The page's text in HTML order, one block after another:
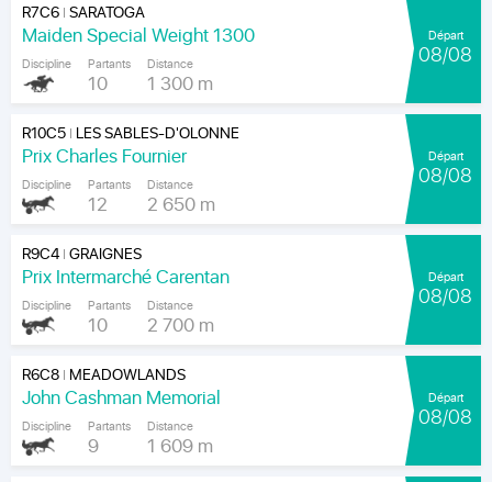
R7C6|SARATOGA
Maiden Special Weight 1300
Discipline Partants
10
Distance
1 300 m
Départ
08/08
R10C5| LES SABLES-D'OLONNE
Prix Charles Fournier
Discipline Partants
12
Distance
2 650 m
Départ
08/08
R9C4|GRAIGNES
Prix Intermarché Carentan
Discipline Partants
10
Distance
2 700 m
Départ
08/08
R6C8| MEADOWLANDS
John Cashman Memorial
Discipline Partants
9
Distance
1 609 m
Départ
08/08